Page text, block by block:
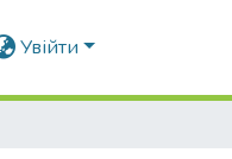
Увійти